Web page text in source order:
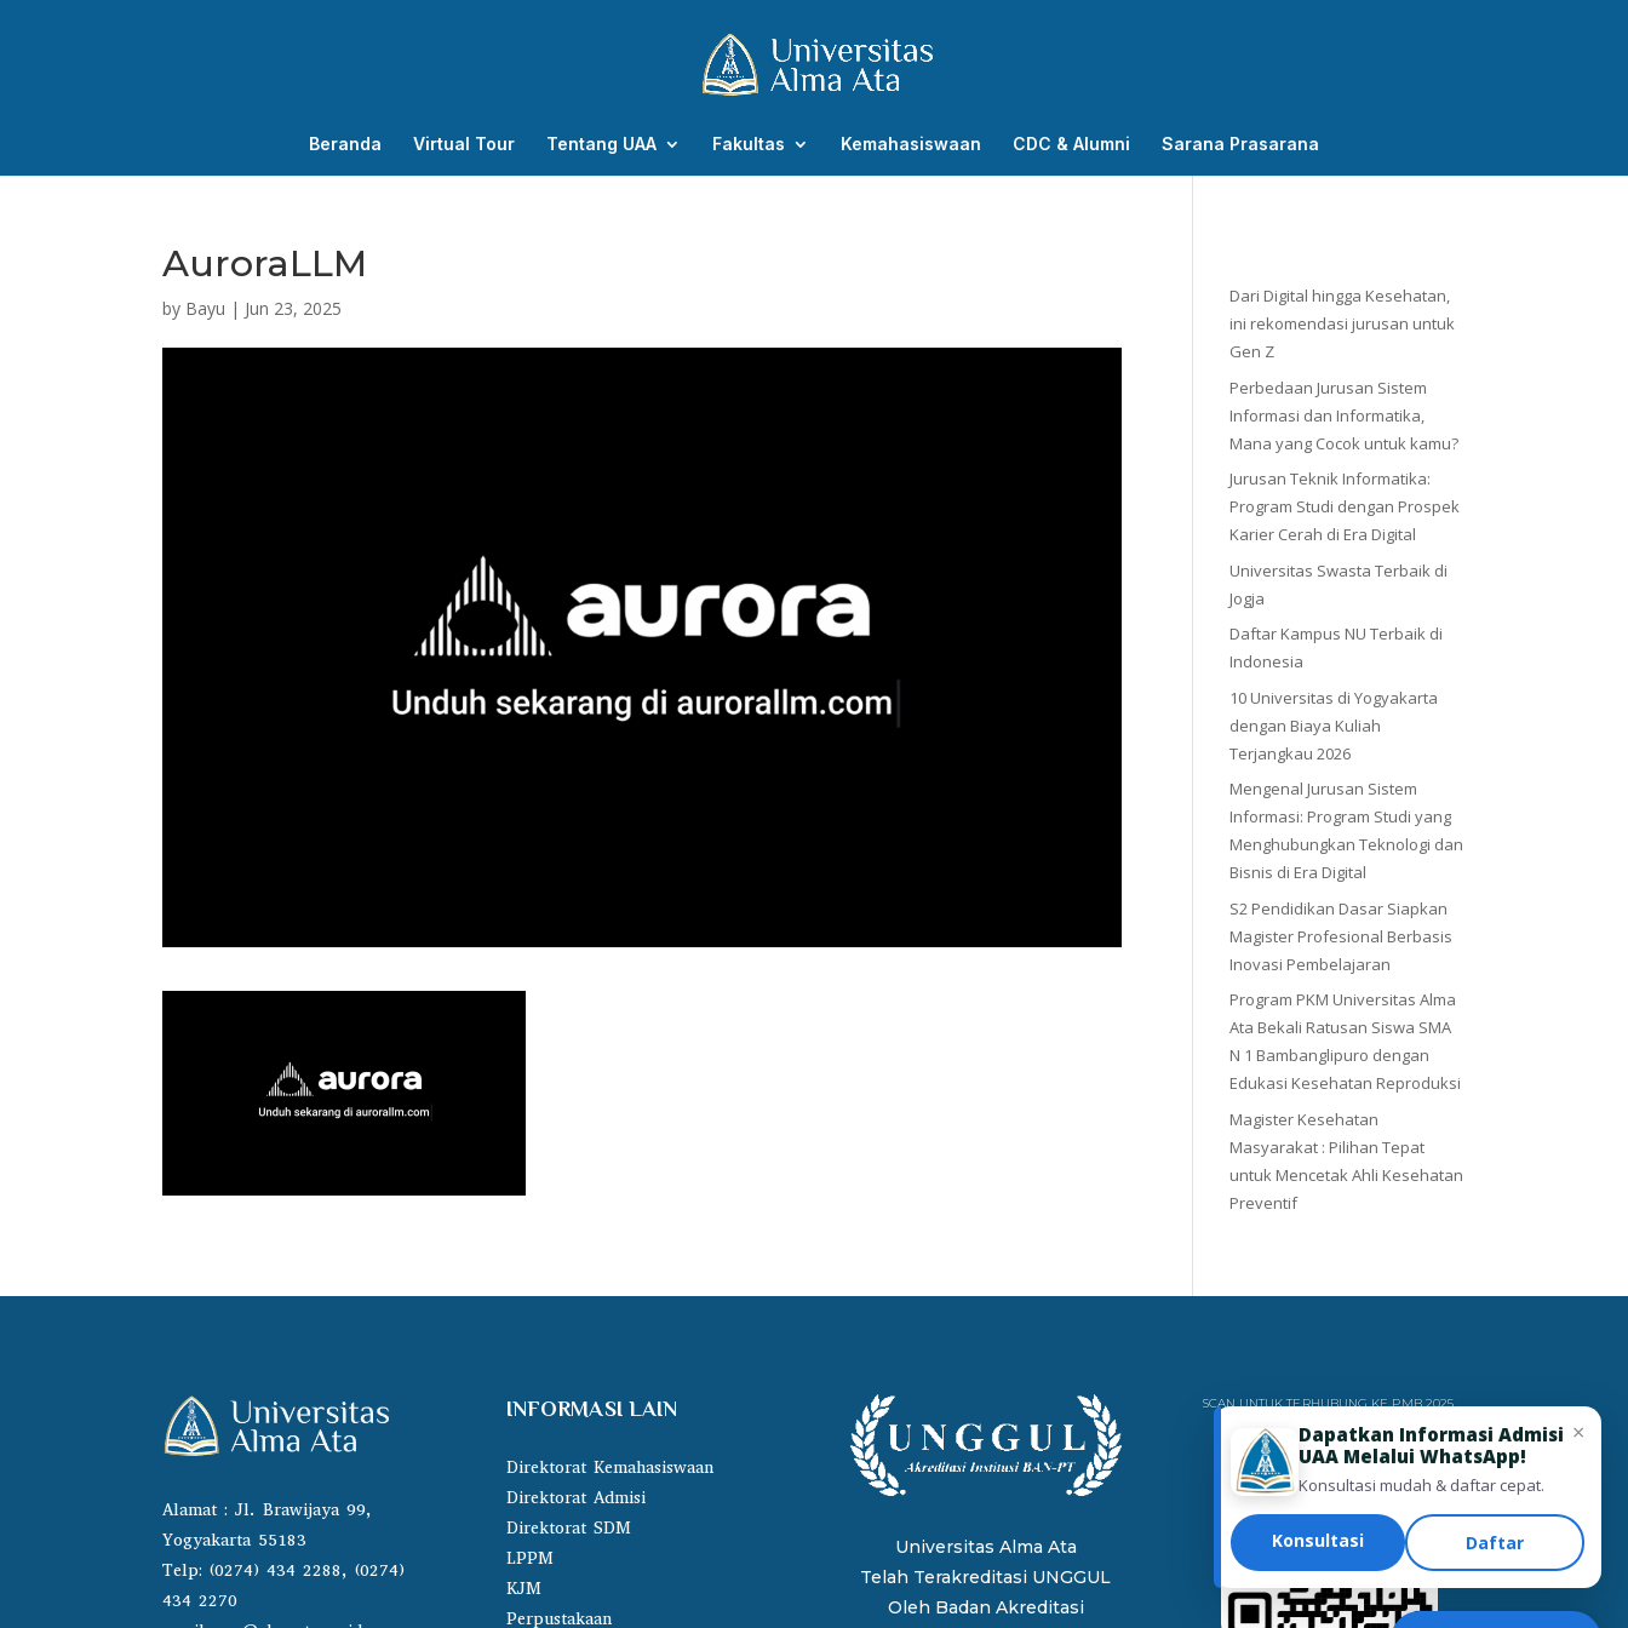
Beranda Virtual Tour Tentang UAA Fakultas Kemahasiswaan CDC & Alumni Sarana Prasarana
AuroraLLM
by Bayu | Jun 23, 2025
Dari Digital hingga Kesehatan,
ini rekomendasi jurusan untuk
Gen Z
Perbedaan Jurusan Sistem
Informasi dan Informatika,
Mana yang Cocok untuk kamu?
Jurusan Teknik Informatika:
Program Studi dengan Prospek
Karier Cerah di Era Digital
Universitas Swasta Terbaik di
Jogja
Daftar Kampus NU Terbaik di
Indonesia
10 Universitas di Yogyakarta
dengan Biaya Kuliah
Terjangkau 2026
Mengenal Jurusan Sistem
Informasi: Program Studi yang
Menghubungkan Teknologi dan
Bisnis di Era Digital
S2 Pendidikan Dasar Siapkan
Magister Profesional Berbasis
Inovasi Pembelajaran
Program PKM Universitas Alma
Ata Bekali Ratusan Siswa SMA
N 1 Bambanglipuro dengan
Edukasi Kesehatan Reproduksi
Magister Kesehatan
Masyarakat : Pilihan Tepat
untuk Mencetak Ahli Kesehatan
Preventif
Alamat : Jl. Brawijaya 99,
Yogyakarta 55183
Telp: (0274) 434 2288, (0274)
434 2270
INFORMASI LAIN
Direktorat Kemahasiswaan
Direktorat Admisi
Direktorat SDM
LPPM
KJM
Perpustakaan
Universitas Alma Ata
Telah Terakreditasi UNGGUL
Oleh Badan Akreditasi
SCAN UNTUK TERHUBUNG KE PMB 2025
×
Dapatkan Informasi Admisi
UAA Melalui WhatsApp!
Konsultasi mudah & daftar cepat.
Konsultasi Daftar